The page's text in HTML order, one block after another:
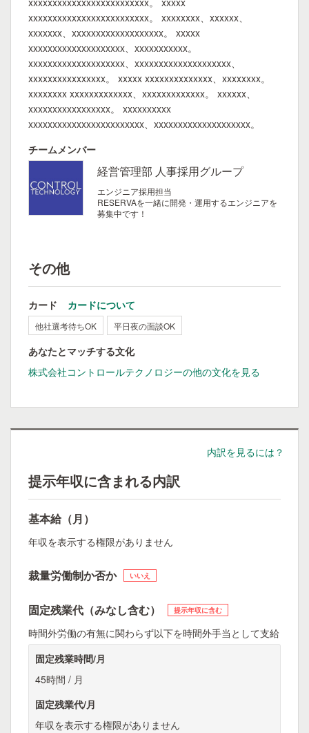
xxxxxxxxxxxxxxxxxxxxxxxxx。 xxxxxxxx、xxxxxx、
xxxxxxx、xxxxxxxxxxxxxxxxxxx。 xxxxx
xxxxxxxxxxxxxxxxxxxx、xxxxxxxxxxx。
xxxxxxxxxxxxxxxxxxxx、xxxxxxxxxxxxxxxxxxxx、
xxxxxxxxxxxxxxxx。 xxxxx xxxxxxxxxxxxxx、xxxxxxxx。
xxxxxxxx xxxxxxxxxxxxx、xxxxxxxxxxxxx。 xxxxxx、
xxxxxxxxxxxxxxxxx。 xxxxxxxxxx
xxxxxxxxxxxxxxxxxxxxxxxx、xxxxxxxxxxxxxxxxxxxx。
チームメンバー
経営管理部 人事採用グループ
エンジニア採用担当
RESERVAを一緒に開発・運用するエンジニアを
募集中です！
その他
カード カードについて
他社選考待ちOK 平日夜の面談OK
あなたとマッチする文化
株式会社コントロールテクノロジーの他の文化を見る
内訳を見るには？
提示年収に含まれる内訳
基本給（月）
年収を表示する権限がありません
裁量労働制か否か いいえ
固定残業代（みなし含む） 提示年収に含む
時間外労働の有無に関わらず以下を時間外手当として支給
固定残業時間/月
45時間 / 月
固定残業代/月
年収を表示する権限がありません